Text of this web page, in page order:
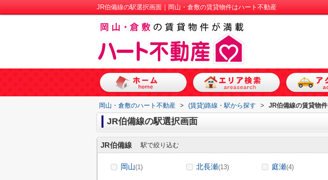
JR伯備線の駅選択画面｜岡山・倉敷の賃貸物件はハート不動産
岡山・倉敷のハート不動産 > (賃貸)路線・駅から探す > JR伯備線の賃貸物件
JR伯備線の駅選択画面
JR伯備線 駅で絞り込む
岡山(1) 北長瀬(13) 庭瀬(4)